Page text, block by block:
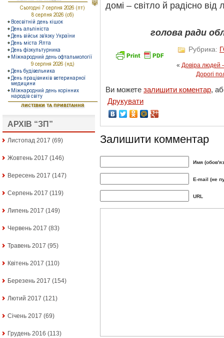
АРХІВ “ЗП”
Листопад 2017 (69)
Жовтень 2017 (146)
Вересень 2017 (147)
Серпень 2017 (119)
Липень 2017 (149)
Червень 2017 (83)
Травень 2017 (95)
Квітень 2017 (110)
Березень 2017 (154)
Лютий 2017 (121)
Січень 2017 (69)
Грудень 2016 (113)
домі – світло й радісно
голова ради
Рубрика:
« Довіра людей
Дорогі
Ви можете залишити коментар,
Друкувати
Залишити комментар
Имя
E-mail (не
URL